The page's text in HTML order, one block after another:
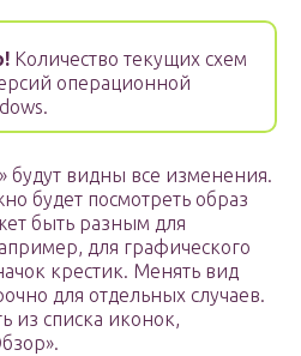
Количество текущих схем
операционной
будут видны все изменения.
будет посмотреть образ
быть разным для
для графического
крестик. Менять вид
для отдельных случаев.
из списка иконок,